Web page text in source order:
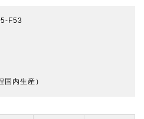
F53
国内生産）